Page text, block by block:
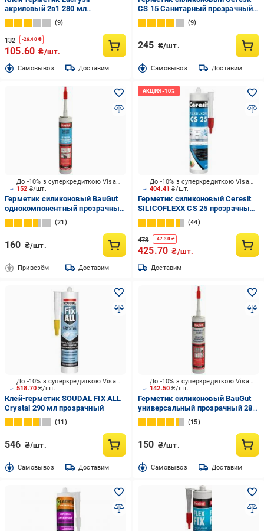
акриловый 2в1 280 мл
прозрачный
9
132 -26.40₴
105.60 ₴/шт.
Cамовывоз Доставим
CS 15 Санитарный прозрачный
280 мл
9
245 ₴/шт.
Cамовывоз Доставим
152 ₴/шт.
До -10% з суперкредиткою Visa Вигода
Герметик силиконовый BauGut
однокомпонентный прозрачный
280 мл
21
160 ₴/шт.
Привезём Доставим
404.41₴/шт.
До -10% з суперкредиткою Visa Вигода
Герметик силиконовый Ceresit
SILICOFLEXX CS 25 прозрачный
280 мл
44
473 -47.30₴
425.70 ₴/шт.
Доставим
518.70₴/шт.
До -10% з суперкредиткою Visa Вигода
Клей-герметик SOUDAL FIX ALL
Crystal 290 мл прозрачный
11
546 ₴/шт.
Cамовывоз Доставим
142.50₴/шт.
До -10% з суперкредиткою Visa Вигода
Герметик силиконовый BauGut
универсальный прозрачный 280
мл
15
150 ₴/шт.
Cамовывоз Доставим